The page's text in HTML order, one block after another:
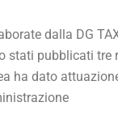
dalla DG
stati pubblicati tre
ha dato